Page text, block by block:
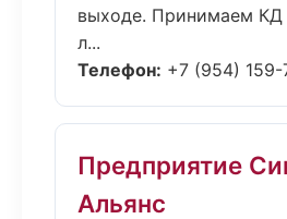
выходе. Принимаем КД
л...
Телефон: +7 (954) 159-
Предприятие
Альянс